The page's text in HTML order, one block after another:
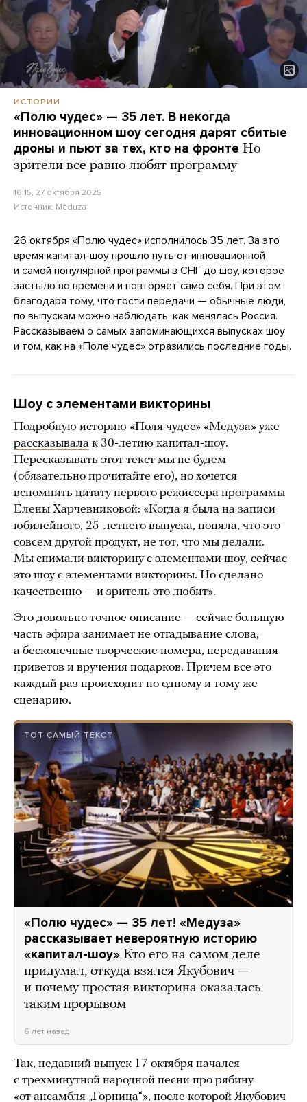
ИСТОРИИ
«Полю чудес» — 35 лет. В некогда
инновационном шоу сегодня дарят сбитые
дроны и пьют за тех, кто на фронте Но
зрители все равно любят программу
16:15, 27 октября 2025
Источник: Meduza
26 октября «Полю чудес» исполнилось 35 лет. За это
время капитал-шоу прошло путь от инновационной
и самой популярной программы в СНГ до шоу, которое
застыло во времени и повторяет само себя. При этом
благодаря тому, что гости передачи — обычные люди,
по выпускам можно наблюдать, как менялась Россия.
Рассказываем о самых запоминающихся выпусках шоу
и том, как на «Поле чудес» отразились последние годы.
Шоу с элементами викторины
Подробную историю «Поля чудес» «Медуза» уже
рассказывала к 30-летию капитал-шоу.
Пересказывать этот текст мы не будем
(обязательно прочитайте его), но хочется
вспомнить цитату первого режиссера программы
Елены Харчевниковой: «Когда я была на записи
юбилейного, 25-летнего выпуска, поняла, что это
совсем другой продукт, не тот, что мы делали.
Мы снимали викторину с элементами шоу, сейчас
это шоу с элементами викторины. Но сделано
качественно — и зритель это любит».
Это довольно точное описание — сейчас большую
часть эфира занимает не отгадывание слова,
а бесконечные творческие номера, передавания
приветов и вручения подарков. Причем все это
каждый раз происходит по одному и тому же
сценарию.
ТОТ САМЫЙ ТЕКСТ
«Полю чудес» — 35 лет! «Медуза»
рассказывает невероятную историю
«капитал-шоу» Кто его на самом деле
придумал, откуда взялся Якубович —
и почему простая викторина оказалась
таким прорывом
6 лет назад
Так, недавний выпуск 17 октября начался
с трехминутной народной песни про рябину
«от ансамбля „Горница“», после которой Якубович